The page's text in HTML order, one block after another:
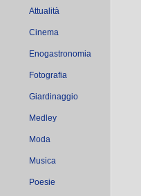
Attualità
Cinema
Enogastronomia
Fotografia
Giardinaggio
Medley
Moda
Musica
Poesie